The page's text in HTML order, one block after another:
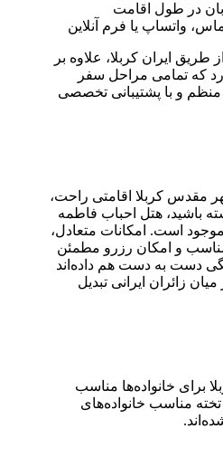
در طول اقامت
واتساپ یا فرم آنلاین
ایران کربلا، علاوه بر
که تمامی مراحل سفر
منظم و با پشتیبانی تخصصی
مقدس کربلا اقامتی راحت،
باشید، هتل احباب فاطمه
موجود است. امکانات متعادل،
و امکان رزرو مطمئن
دست به دست هم داده‌اند
زائران ایرانی تبدیل
برای خانواده‌ها مناسب
مناسب خانواده‌های